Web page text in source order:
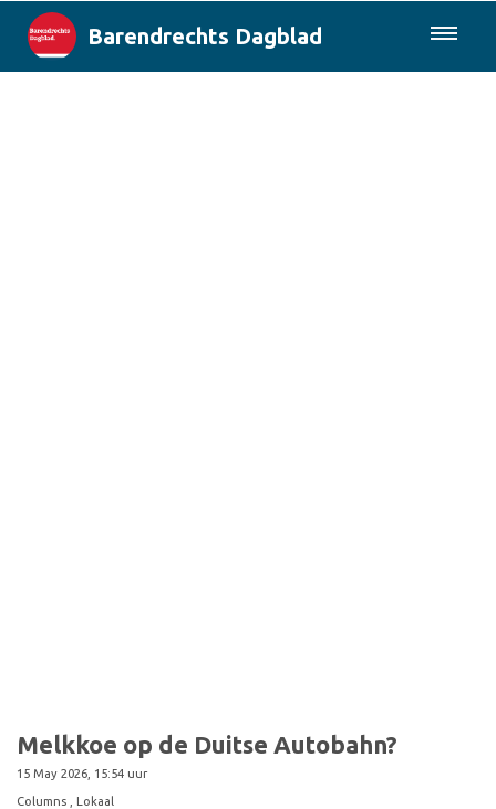
Barendrechts Dagblad
Melkkoe op de Duitse Autobahn?
15 May 2026, 15:54 uur
Columns , Lokaal